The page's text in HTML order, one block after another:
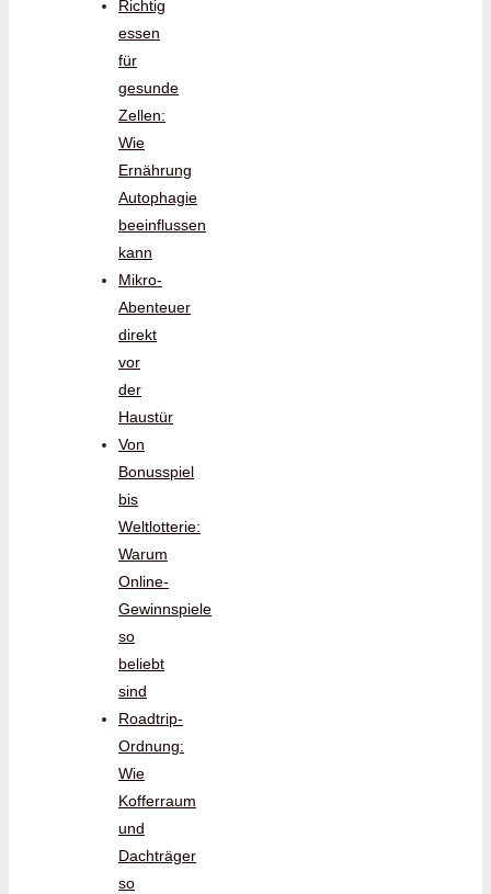
Richtig
essen
für
gesunde
Zellen:
Wie
Ernährung
Autophagie
beeinflussen
kann
Mikro-
Abenteuer
direkt
vor
der
Haustür
Von
Bonusspiel
bis
Weltlotterie:
Warum
Online-
Gewinnspiele
so
beliebt
sind
Roadtrip-
Ordnung:
Wie
Kofferraum
und
Dachträger
so